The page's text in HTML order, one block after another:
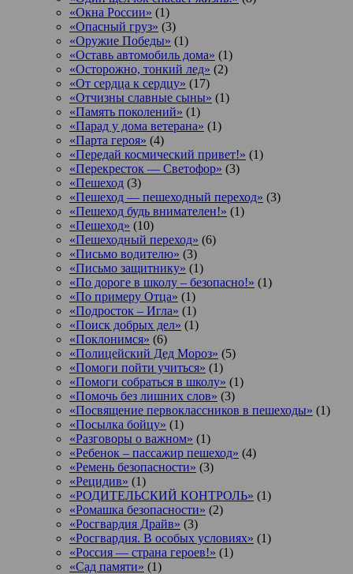
«Окна России» (1)
«Опасный груз» (3)
«Оружие Победы» (1)
«Оставь автомобиль дома» (1)
«Осторожно, тонкий лед» (2)
«От сердца к сердцу» (17)
«Отчизны славные сыны» (1)
«Память поколений» (1)
«Парад у дома ветерана» (1)
«Парта героя» (4)
«Передай космический привет!» (1)
«Перекресток — Светофор» (3)
«Пешеход (3)
«Пешеход — пешеходный переход» (3)
«Пешеход будь внимателен!» (1)
«Пешеход» (10)
«Пешеходный переход» (6)
«Письмо водителю» (3)
«Письмо защитнику» (1)
«По дороге в школу – безопасно!» (1)
«По примеру Отца» (1)
«Подросток ‒ Игла» (1)
«Поиск добрых дел» (1)
«Поклонимся» (6)
«Полицейский Дед Мороз» (5)
«Помоги пойти учиться» (1)
«Помоги собраться в школу» (1)
«Помочь без лишних слов» (3)
«Посвящение первоклассников в пешеходы» (1)
«Посылка бойцу» (1)
«Разговоры о важном» (1)
«Ребенок – пассажир пешеход» (4)
«Ремень безопасности» (3)
«Рецидив» (1)
«РОДИТЕЛЬСКИЙ КОНТРОЛЬ» (1)
«Ромашка безопасности» (2)
«Росгвардия Драйв» (3)
«Росгвардия. В особых условиях» (1)
«Россия — страна героев!» (1)
«Сад памяти» (1)